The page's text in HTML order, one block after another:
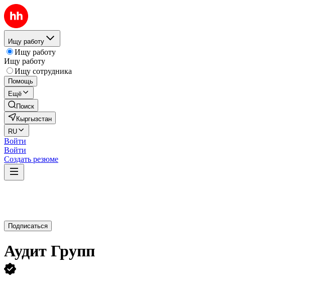
Ищу работу
Ищу работу
Ищу работу
Ищу сотрудника
Помощь
Ещё
Поиск
Кыргызстан
RU
Войти
Войти
Создать резюме
Подписаться
Аудит Групп